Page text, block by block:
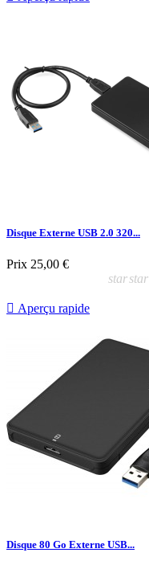
Disque Externe USB 2.0 320...
Prix 25,00 €
starstar
 Aperçu rapide
Disque 80 Go Externe USB...